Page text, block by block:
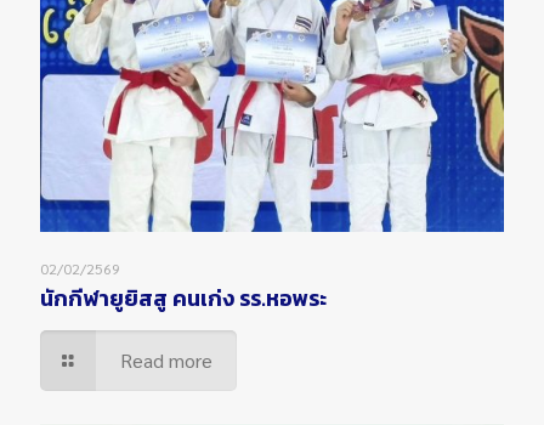
02/02/2569
นักกีฬายูยิสสู คนเก่ง รร.หอพระ
Read more